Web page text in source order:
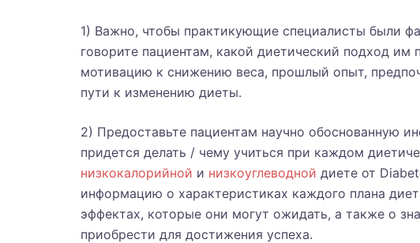
1) Важно, чтобы практикующие специалисты были
говорите пациентам, какой диетический подход им
мотивацию к снижению веса, прошлый опыт,
пути к изменению диеты.
2) Предоставьте пациентам научно обоснованную
придется делать / чему учиться при каждом
низкокалорийной и низкоуглеводной диете от
информацию о характеристиках каждого плана
эффектах, которые они могут ожидать, а также о
приобрести для достижения успеха.